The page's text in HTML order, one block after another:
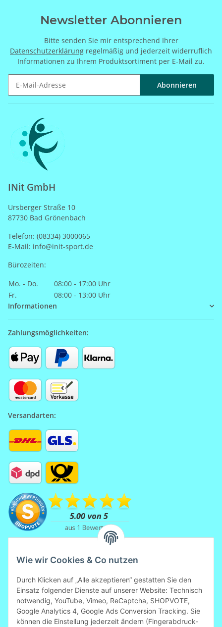
Wie wir Cookies & Co nutzen
Durch Klicken auf „Alle akzeptieren“ gestatten Sie den
Einsatz folgender Dienste auf unserer Website: Technisch
notwendig, YouTube, Vimeo, ReCaptcha, SHOPVOTE,
Google Analytics 4, Google Ads Conversion Tracking. Sie
können die Einstellung jederzeit ändern (Fingerabdruck-
Newsletter Abonnieren
Bitte senden Sie mir entsprechend Ihrer
Datenschutzerklärung regelmäßig und jederzeit widerruflich
Informationen zu Ihrem Produktsortiment per E-Mail zu.
Abonnieren
INit GmbH
Ursberger Straße 10
87730 Bad Grönenbach
Telefon: (08334) 3000065
E-Mail: info@init-sport.de
Bürozeiten:
Mo. - Do.
08:00 - 17:00 Uhr
Fr.
08:00 - 13:00 Uhr
Informationen
Zahlungsmöglichkeiten:
Versandarten:
Mitglied der Initiative
"Fairness im Handel".